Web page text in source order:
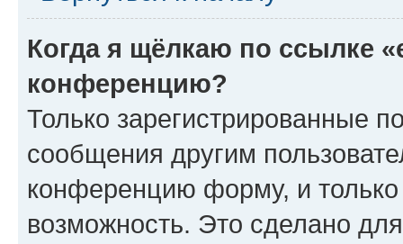
Когда я щёлкаю по ссылке
конференцию?
Только зарегистрированные
сообщения другим
конференцию форму, и
возможность. Это сделано